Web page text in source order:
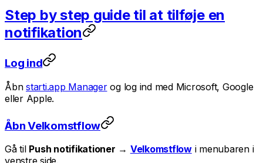
Step by step guide til at tilføje en
notifikation
Log ind
Åbn starti.app Managerog log ind med Microsoft, Google
eller Apple.
Åbn Velkomstflow
Gå til Push notifikationer → Velkomstflowi menubaren i